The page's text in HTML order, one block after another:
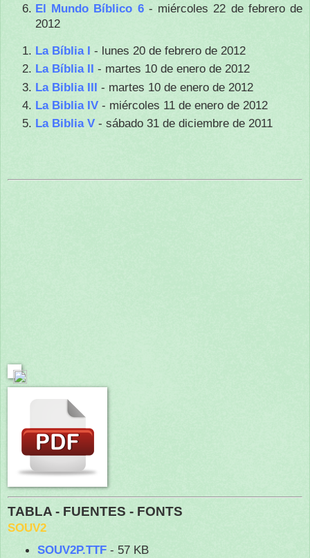
El Mundo Bíblico 6- miércoles 22 de febrero de
2012
La Bíblia I - lunes 20 de febrero de 2012
La Bíblia II - martes 10 de enero de 2012
La Biblia III - martes 10 de enero de 2012
La Biblia IV - miércoles 11 de enero de 2012
La Biblia V - sábado 31 de diciembre de 2011
TABLA - FUENTES - FONTS
SOUV2
SOUV2P.TTF - 57 KB